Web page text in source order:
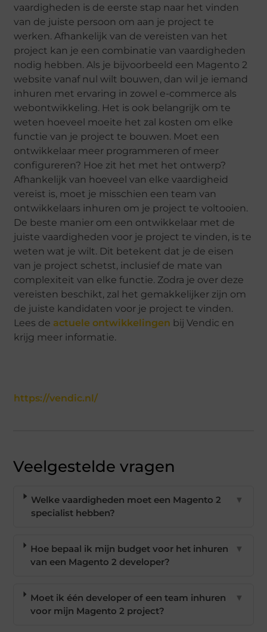
vaardigheden is de eerste stap naar het vinden
van de juiste persoon om aan je project te
werken. Afhankelijk van de vereisten van het
project kan je een combinatie van vaardigheden
nodig hebben. Als je bijvoorbeeld een Magento 2
website vanaf nul wilt bouwen, dan wil je iemand
inhuren met ervaring in zowel e-commerce als
webontwikkeling. Het is ook belangrijk om te
weten hoeveel moeite het zal kosten om elke
functie van je project te bouwen. Moet een
ontwikkelaar meer programmeren of meer
configureren? Hoe zit het met het ontwerp?
Afhankelijk van hoeveel van elke vaardigheid
vereist is, moet je misschien een team van
ontwikkelaars inhuren om je project te voltooien.
De beste manier om een ontwikkelaar met de
juiste vaardigheden voor je project te vinden, is te
weten wat je wilt. Dit betekent dat je de eisen
van je project schetst, inclusief de mate van
complexiteit van elke functie. Zodra je over deze
vereisten beschikt, zal het gemakkelijker zijn om
de juiste kandidaten voor je project te vinden.
Lees de actuele ontwikkelingen bij Vendic en
krijg meer informatie.
https://vendic.nl/
Veelgestelde vragen
Welke vaardigheden moet een Magento 2
specialist hebben?
▼
Hoe bepaal ik mijn budget voor het inhuren
van een Magento 2 developer?
▼
Moet ik één developer of een team inhuren
voor mijn Magento 2 project?
▼